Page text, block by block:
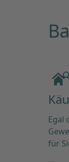
Egal
für